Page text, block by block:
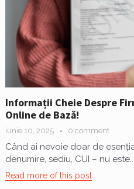
Informații Cheie Despre
Online de Bază!
iunie 10, 2025 0 comment
Când ai nevoie doar de
denumire, sediu, CUI – nu este...
Read more of this post